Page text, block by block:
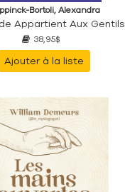
Bortoli, Alexandra
Appartient Aux Gentils
38,95$
Ajouter à la liste